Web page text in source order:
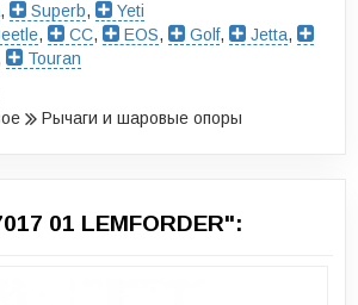
, Superb,
Yeti
, CC, EOS, Golf, Jetta,
Touran
Рычаги и шаровые опоры
01 LEMFORDER":